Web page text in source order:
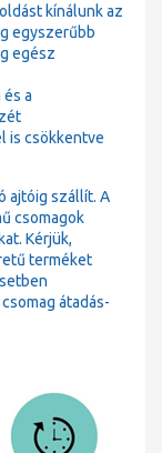
kínálunk az
egyszerűbb
egész
a
is csökkentve
ajtóig szállít. A
csomagok
Kérjük,
terméket
átadás-